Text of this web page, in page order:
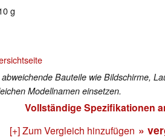
g
Bauteile wie Bildschirme,
Modellnamen einsetzen.
Vollständige Spezifikationen
[+] Zum Vergleich hinzufügen »